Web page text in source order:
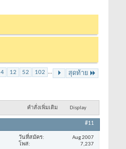
4 12 52 102 ... สุดท้าย
คำสั่งเพิ่มเติม Display
#11
วันที่สมัคร
Aug 2007
โพส
7,237